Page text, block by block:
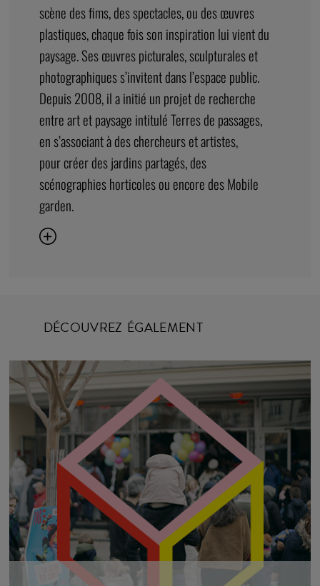
BENOÎT SICAT
Benoît Sicat est plasticien-jardinier. Qu’il mette en
scène des fims, des spectacles, ou des œuvres
plastiques, chaque fois son inspiration lui vient du
paysage. Ses œuvres picturales, sculpturales et
photographiques s’invitent dans l’espace public.
Depuis 2008, il a initié un projet de recherche
entre art et paysage intitulé Terres de passages,
en s’associant à des chercheurs et artistes,
pour créer des jardins partagés, des
scénographies horticoles ou encore des Mobile
DÉCOUVREZ ÉGALEMENT